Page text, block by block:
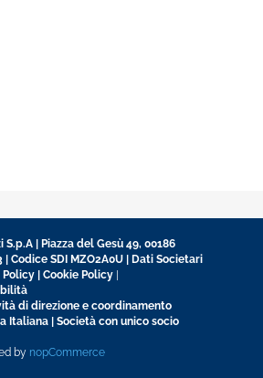
| Piazza del Gesù 49, 00186
| Codice SDI MZO2A0U |
Dati Societari
Policy Cookie Policy
di direzione e coordinamento
Italiana | Società con unico socio
by nopCommerce